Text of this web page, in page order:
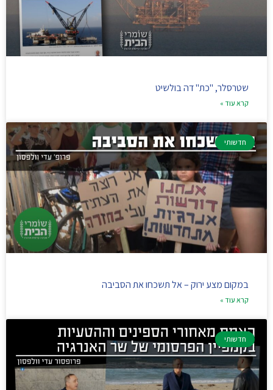
שטרסלר, "כת" דה בולשיט
קרא עוד »
חדשותי
במקום מצע ירוק – אל תשכחו את הסביבה
קרא עוד »
חדשותי